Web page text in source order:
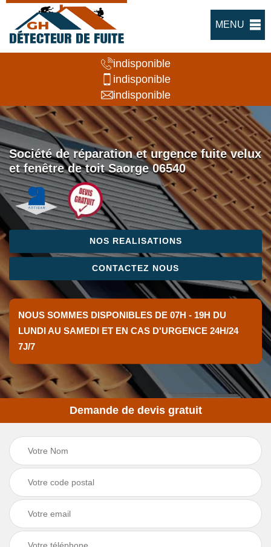
MENU
indisponible
indisponible
indisponible
Société de réparation et urgence fuite velux
et fenêtre de toit Saorge 06540
NOS REALISATIONS
CONTACTEZ NOUS
NOUS SOMMES DISPONIBLES DE 07H - 19H DU
LUNDI AU SAMEDI ET EN CAS D'URGENCE 24H/24
7J/7
Demande de devis gratuit